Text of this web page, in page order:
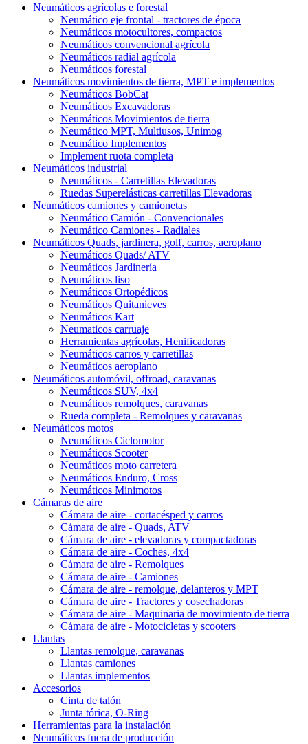
Neumáticos agrícolas e forestal
Neumático eje frontal - tractores de época
Neumáticos motocultores, compactos
Neumáticos convencional agrícola
Neumáticos radial agrícola
Neumáticos forestal
Neumáticos movimientos de tierra, MPT e implementos
Neumáticos BobCat
Neumáticos Excavadoras
Neumáticos Movimientos de tierra
Neumático MPT, Multiusos, Unimog
Neumático Implementos
Implement ruota completa
Neumáticos industrial
Neumáticos - Carretillas Elevadoras
Ruedas Superelásticas carretillas Elevadoras
Neumáticos camiones y camionetas
Neumático Camión - Convencionales
Neumático Camiones - Radiales
Neumáticos Quads, jardinera, golf, carros, aeroplano
Neumáticos Quads/ ATV
Neumáticos Jardinería
Neumáticos liso
Neumáticos Ortopédicos
Neumáticos Quitanieves
Neumáticos Kart
Neumaticos carruaje
Herramientas agrícolas, Henificadoras
Neumáticos carros y carretillas
Neumáticos aeroplano
Neumáticos automóvil, offroad, caravanas
Neumáticos SUV, 4x4
Neumáticos remolques, caravanas
Rueda completa - Remolques y caravanas
Neumáticos motos
Neumáticos Ciclomotor
Neumáticos Scooter
Neumáticos moto carretera
Neumáticos Enduro, Cross
Neumáticos Minimotos
Cámaras de aire
Cámara de aire - cortacésped y carros
Cámara de aire - Quads, ATV
Cámara de aire - elevadoras y compactadoras
Cámara de aire - Coches, 4x4
Cámara de aire - Remolques
Cámara de aire - Camiones
Cámara de aire - remolque, delanteros y MPT
Cámara de aire - Tractores y cosechadoras
Cámara de aire - Maquinaria de movimiento de tierra
Cámara de aire - Motocicletas y scooters
Llantas
Llantas remolque, caravanas
Llantas camiones
Llantas implementos
Accesorios
Cinta de talón
Junta tórica, O-Ring
Herramientas para la instalación
Neumáticos fuera de producción